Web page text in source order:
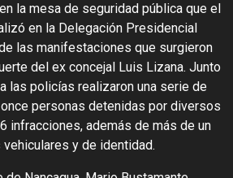
la mesa de seguridad pública que el
en la Delegación Presidencial
las manifestaciones que surgieron
del ex concejal Luis Lizana. Junto
las policías realizaron una serie de
personas detenidas por diversos
infracciones, además de más de un
y de identidad.